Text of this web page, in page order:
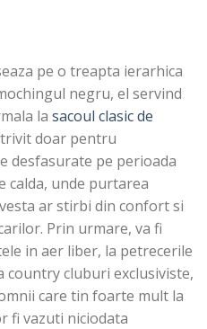
pe o treapta ierarhica
negru, el servind
la sacoul clasic de
doar pentru
desfasurate pe perioada
calda, unde purtarea
ar stirbi din confort si
Prin urmare, va fi
in aer liber, la petrecerile
cluburi exclusiviste,
care tin foarte mult la
fi vazuti niciodata